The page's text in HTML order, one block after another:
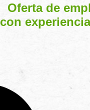
Oferta de
con